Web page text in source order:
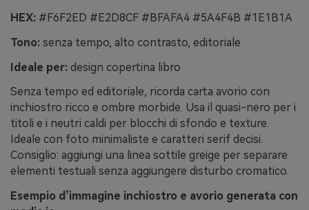
HEX: #F6F2ED #E2D8CF #BFAFA4 #5A4F4B #1E1B1A
Tono: senza tempo, alto contrasto, editoriale
Ideale per: design copertina libro
Senza tempo ed editoriale, ricorda carta avorio con
inchiostro ricco e ombre morbide. Usa il quasi-nero per i
titoli e i neutri caldi per blocchi di sfondo e texture.
Ideale con foto minimaliste e caratteri serif decisi.
Consiglio: aggiungi una linea sottile greige per separare
elementi testuali senza aggiungere disturbo cromatico.
Esempio d’immagine inchiostro e avorio generata con